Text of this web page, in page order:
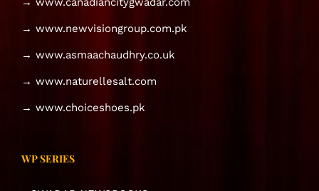
→ www.newvisiongroup.com.pk
→ www.asmaachaudhry.co.uk
→ www.naturellesalt.com
→ www.choiceshoes.pk
WP SERIES